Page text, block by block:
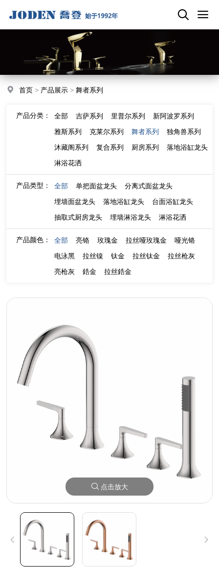
首页 > 产品展示 >舞者系列
产品分类： 全部 吉萨系列 里普尔系列
新阿波罗系列
雅斯系列
克莱尔系列 舞者系列
独角兽系列
沐藏阁系列
复合系列 厨房系列
落地浴缸龙头
淋浴花洒
产品类型： 全部 单把面盆龙头
分离式面盆龙头
埋墙面盆龙头
落地浴缸龙头
台面浴缸龙头
抽取式厨房龙头
埋墙淋浴龙头 淋浴花洒
产品颜色： 全部 亮铬 玫瑰金 拉丝哑玫瑰金
哑光铬
电泳黑
拉丝镍 钛金 拉丝钛金
拉丝枪灰
亮枪灰
鋯金 拉丝鋯金
点击放大